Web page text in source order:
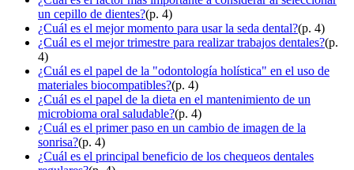
un cepillo de dientes?(p. 4)
¿Cuál es el mejor momento para usar la seda dental?(p. 4)
¿Cuál es el mejor trimestre para realizar trabajos dentales?(p.
4)
¿Cuál es el papel de la "odontología holística" en el uso de
materiales biocompatibles?(p. 4)
¿Cuál es el papel de la dieta en el mantenimiento de un
microbioma oral saludable?(p. 4)
¿Cuál es el primer paso en un cambio de imagen de la
sonrisa?(p. 4)
¿Cuál es el principal beneficio de los chequeos dentales